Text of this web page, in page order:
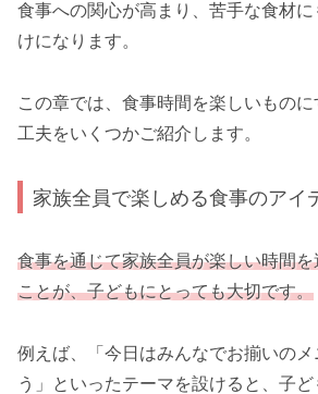
食事への関心が高まり、苦手な食材
けになります。
この章では、食事時間を楽しいもの
工夫をいくつかご紹介します。
家族全員で楽しめる食事のアイ
食事を通じて家族全員が楽しい時間
ことが、子どもにとっても大切です。
例えば、「今日はみんなでお揃いのメ
う」といったテーマを設けると、子